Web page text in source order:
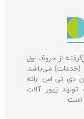
از حروف اول
(خدمات) می‌باشد.
دی تی اس ارائه
زیور آلات
است.